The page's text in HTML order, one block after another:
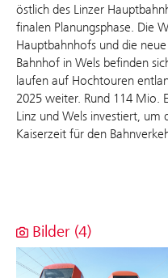
östlich des Linzer
finalen Planungsphase. Die
Hauptbahnhofs und die
Bahnhof in Wels befinden
laufen auf Hochtouren
2025 weiter. Rund 114 Mio.
Linz und Wels investiert, um
Kaiserzeit für den
Bilder (4)